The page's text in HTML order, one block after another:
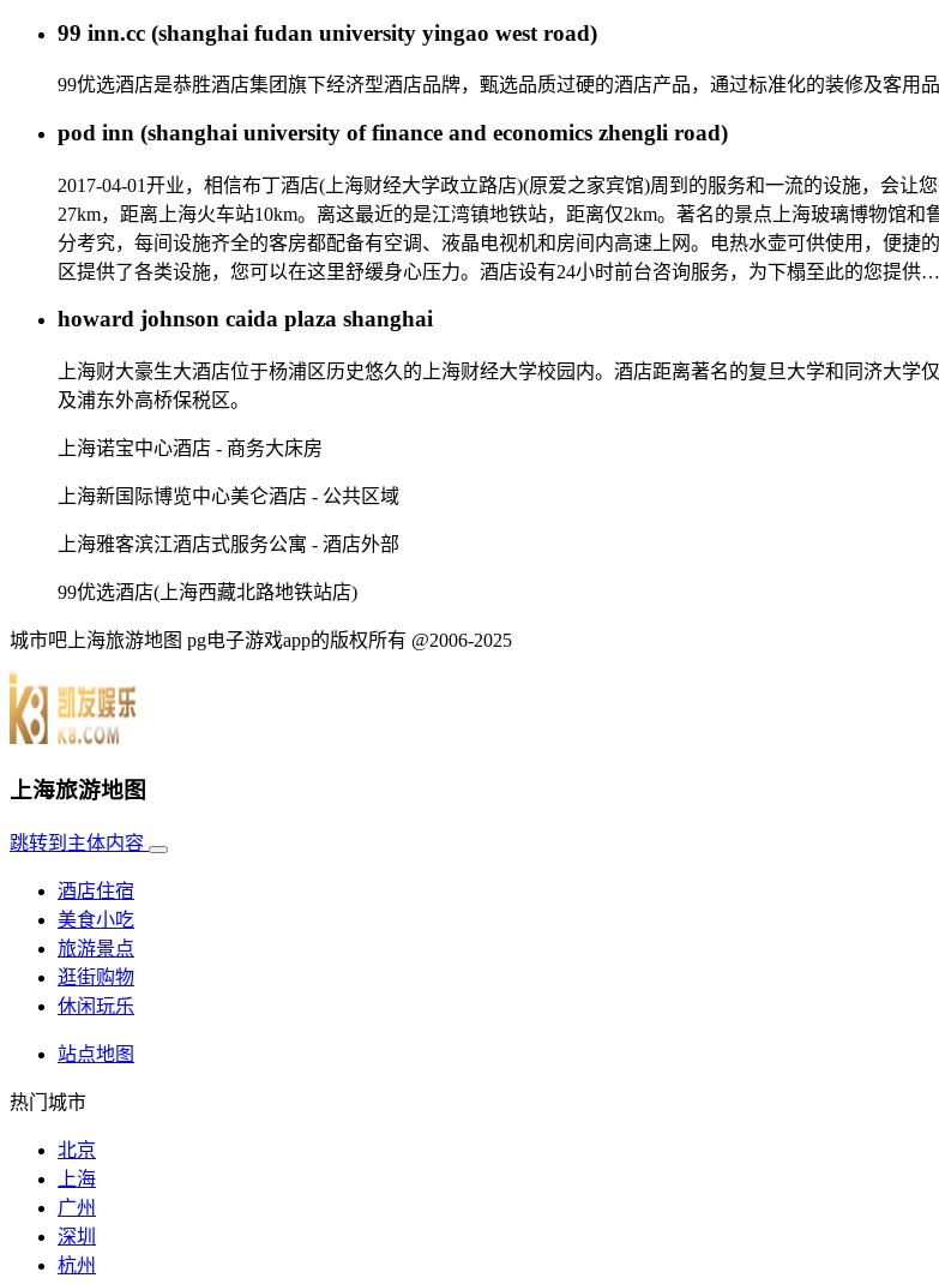
99 inn.cc (shanghai fudan university yingao west road)
99优选酒店是恭胜酒店集团旗下经济型酒店品牌，甄选品质过硬的酒店产品，通过标准化的装修及客用
pod inn (shanghai university of finance and economics zhengli road)
2017-04-01开业，相信布丁酒店(上海财经大学政立路店)(原爱之家宾馆)周到的服务和一流的设施，会
27km，距离上海火车站10km。离这最近的是江湾镇地铁站，距离仅2km。著名的景点上海玻璃博物馆
分考究，每间设施齐全的客房都配备有空调、液晶电视机和房间内高速上网。电热水壶可供使用，便捷
区提供了各类设施，您可以在这里舒缓身心压力。酒店设有24小时前台咨询服务，为下榻至此的您提
howard johnson caida plaza shanghai
上海财大豪生大酒店位于杨浦区历史悠久的上海财经大学校园内。酒店距离著名的复旦大学和同济大
及浦东外高桥保税区。
上海诺宝中心酒店 - 商务大床房
上海新国际博览中心美仑酒店 - 公共区域
上海雅客滨江酒店式服务公寓 - 酒店外部
99优选酒店(上海西藏北路地铁站店)
城市吧上海旅游地图 pg电子游戏app的版权所有 @2006-2025
上海旅游地图
跳转到主体内容
酒店住宿
美食小吃
旅游景点
逛街购物
休闲玩乐
站点地图
热门城市
北京
上海
广州
深圳
杭州